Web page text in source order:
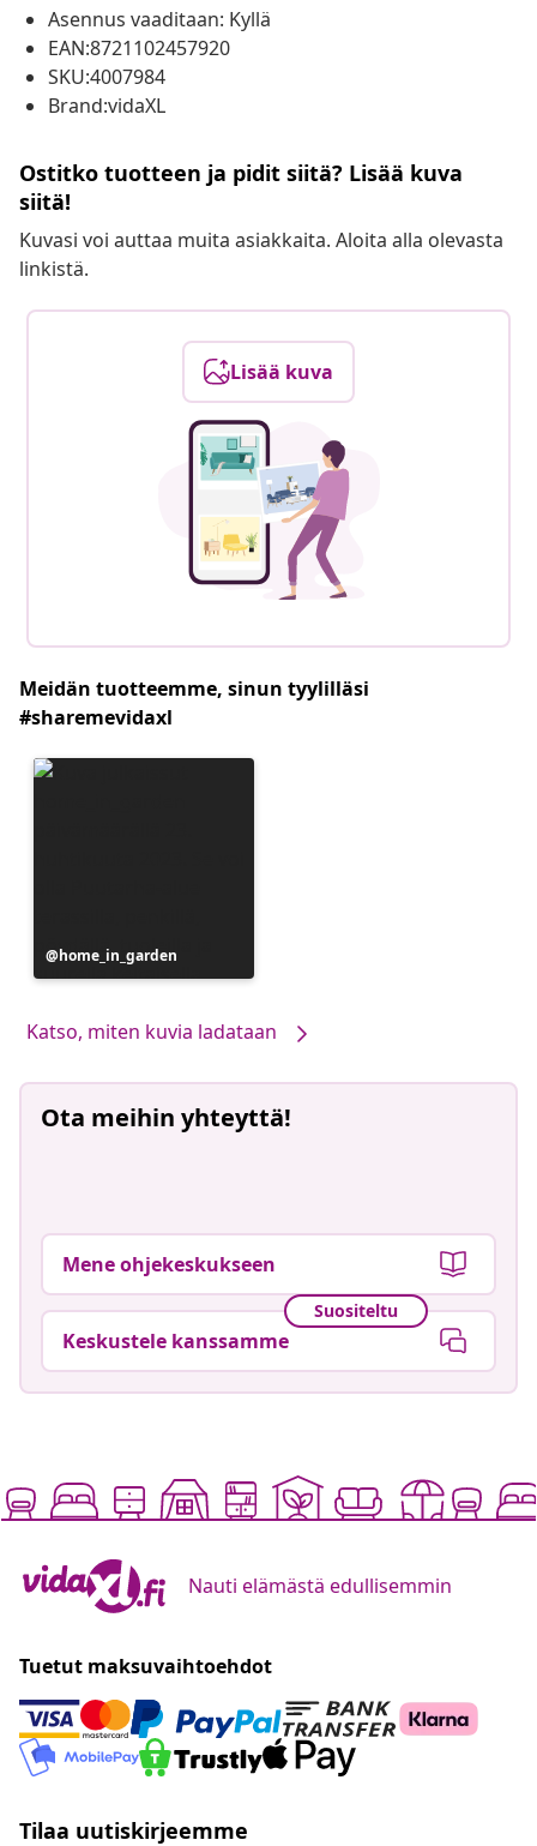
Asennus vaaditaan: Kyllä
EAN:8721102457920
SKU:4007984
Brand:vidaXL
Ostitko tuotteen ja pidit siitä? Lisää kuva
siitä!
Kuvasi voi auttaa muita asiakkaita. Aloita alla olevasta
linkistä.
Lisää kuva
Meidän tuotteemme, sinun tyylilläsi
#sharemevidaxl
Julkaissut
home_in_garden
Katso, miten kuvia ladataan
Ota meihin yhteyttä!
Mene ohjekeskukseen
Suositeltu
Keskustele kanssamme
Nauti elämästä edullisemmin
Tuetut maksuvaihtoehdot
Tilaa uutiskirjeemme